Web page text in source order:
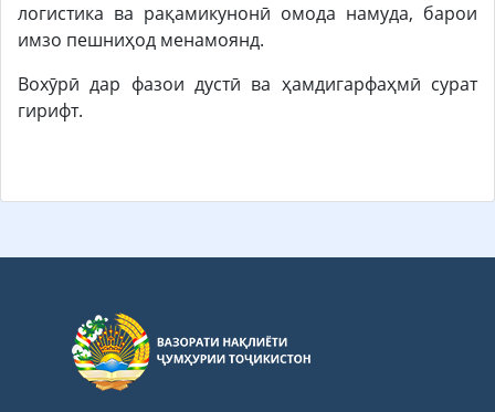
логистика ва рақамикунонӣ омода намуда, барои
имзо пешниҳод менамоянд.
Вохӯрӣ дар фазои дустӣ ва ҳамдигарфаҳмӣ сурат
гирифт.